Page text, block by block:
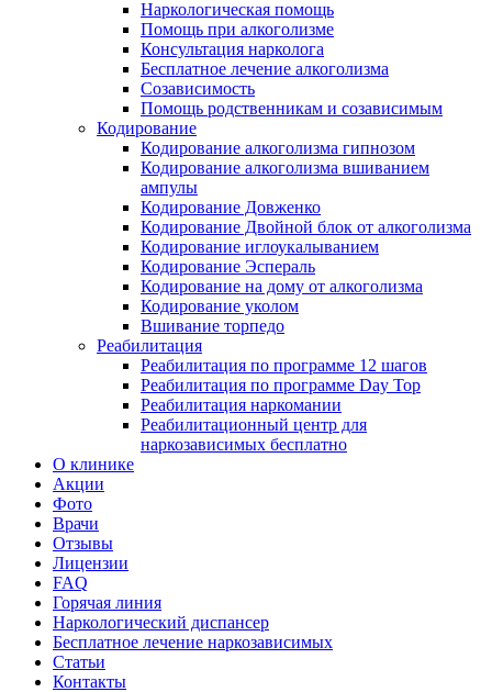
Наркологическая помощь
Помощь при алкоголизме
Консультация нарколога
Бесплатное лечение алкоголизма
Созависимость
Помощь родственникам и созависимым
Кодирование
Кодирование алкоголизма гипнозом
Кодирование алкоголизма вшиванием
ампулы
Кодирование Довженко
Кодирование Двойной блок от алкоголизма
Кодирование иглоукалыванием
Кодирование Эспераль
Кодирование на дому от алкоголизма
Кодирование уколом
Вшивание торпедо
Реабилитация
Реабилитация по программе 12 шагов
Реабилитация по программе Day Top
Реабилитация наркомании
Реабилитационный центр для
наркозависимых бесплатно
О клинике
Акции
Фото
Врачи
Отзывы
Лицензии
FAQ
Горячая линия
Наркологический диспансер
Бесплатное лечение наркозависимых
Статьи
Контакты